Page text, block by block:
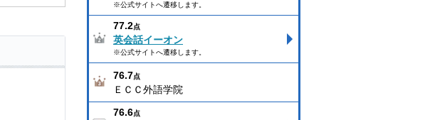
※公式サイトへ遷移します。
77.2点
英会話イーオン
※公式サイトへ遷移します。
76.7点
ＥＣＣ外語学院
76.6点